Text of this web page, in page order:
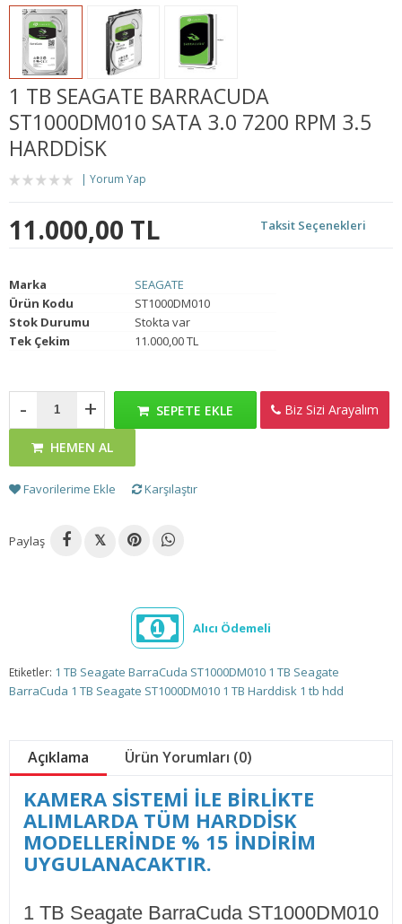
1 TB SEAGATE BARRACUDA
ST1000DM010 SATA 3.0 7200 RPM 3.5
HARDDISK
Yorum Yap
11.000,00 TL Taksit Seçenekleri
Marka
SEAGATE
Ürün Kodu
ST1000DM010
Stok Durumu
Stokta var
Tek Çekim
11.000,00 TL
- + SEPETE EKLE
HEMEN AL
Favorilerime Ekle Karşılaştır
Biz Sizi Arayalım
Paylaş 𝕏
Alıcı Ödemeli
Etiketler: 1 TB Seagate BarraCuda ST1000DM010 1 TB Seagate
BarraCuda 1 TB Seagate ST1000DM010 1 TB Harddisk 1 tb hdd
Açıklama Ürün Yorumları (0)
KAMERA SİSTEMİ İLE BİRLİKTE
ALIMLARDA TÜM HARDDİSK
MODELLERİNDE % 15 İNDİRİM
UYGULANACAKTIR.
1 TB Seagate BarraCuda ST1000DM010